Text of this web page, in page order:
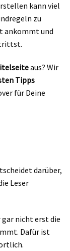
kann viel
zu
ankommt und
trittst.
aus? Wir
Tipps
für Deine
darüber,
Leser
gar nicht erst die
Dafür ist